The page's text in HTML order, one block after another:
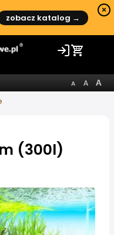
zobacz katalog →
×
(300l)